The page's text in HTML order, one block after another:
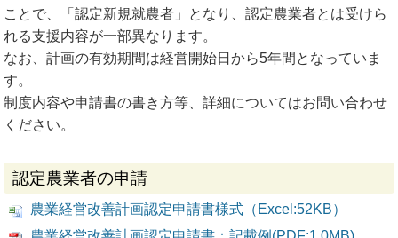
ことで、「認定新規就農者」となり、認定農業者とは受けら
れる支援内容が一部異なります。
なお、計画の有効期間は経営開始日から5年間となっていま
す。
制度内容や申請書の書き方等、詳細についてはお問い合わせ
ください。
認定農業者の申請
農業経営改善計画認定申請書様式（Excel:52KB）